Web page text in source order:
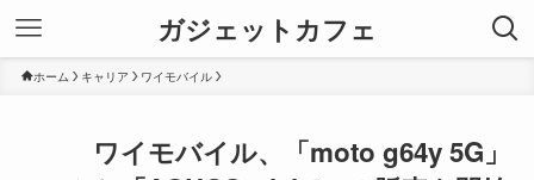
ガジェットカフェ
ホーム キャリア ワイモバイル
ワイモバイル、「moto g64y 5G」